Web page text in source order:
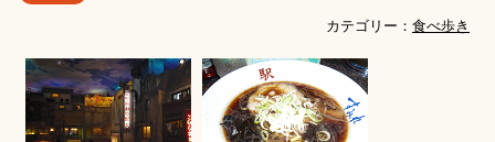
カテゴリー：食べ歩き